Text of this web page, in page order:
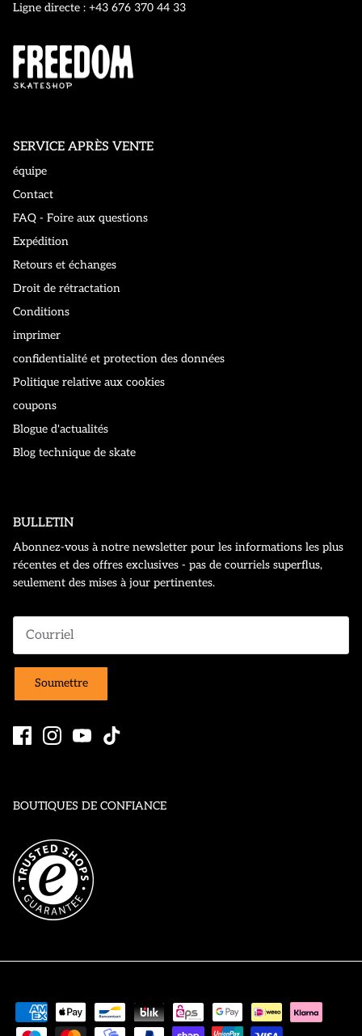
Ligne directe : +43 676 370 44 33
SERVICE APRÈS VENTE
équipe
Contact
FAQ - Foire aux questions
Expédition
Retours et échanges
Droit de rétractation
Conditions
imprimer
confidentialité et protection des données
Politique relative aux cookies
coupons
Blogue d'actualités
Blog technique de skate
BULLETIN
Abonnez-vous à notre newsletter pour les informations les plus
récentes et des offres exclusives - pas de courriels superflus,
seulement des mises à jour pertinentes.
Soumettre
BOUTIQUES DE CONFIANCE